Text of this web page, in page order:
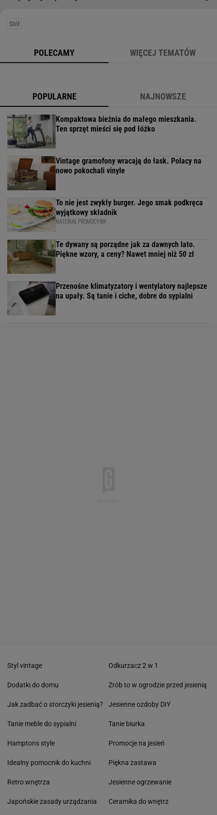
Stół
POLECAMY WIĘCEJ TEMATÓW
POPULARNE NAJNOWSZE
Kompaktowa bieżnia do małego mieszkania.
Ten sprzęt mieści się pod łóżko
Vintage gramofony wracają do łask. Polacy na
nowo pokochali vinyle
To nie jest zwykły burger. Jego smak podkręca
wyjątkowy składnik
MATERIAŁ PROMOCYJNY
Te dywany są porządne jak za dawnych lato.
Piękne wzory, a ceny? Nawet mniej niż 50 zł
Przenośne klimatyzatory i wentylatory najlepsze
na upały. Są tanie i ciche, dobre do sypialni
Styl vintage
Dodatki do domu
Jak zadbać o storczyki jesienią?
Tanie meble do sypialni
Hamptons style
Idealny pomocnik do kuchni
Retro wnętrza
Japońskie zasady urządzania
Odkurzacz 2 w 1
Zrób to w ogrodzie przed jesienią
Jesienne ozdoby DIY
Tanie biurka
Promocje na jesień
Piękna zastawa
Jesienne ogrzewanie
Ceramika do wnętrz